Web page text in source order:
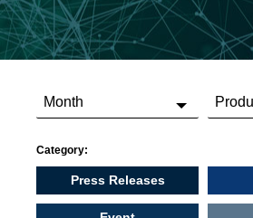
Category:
Press Releases